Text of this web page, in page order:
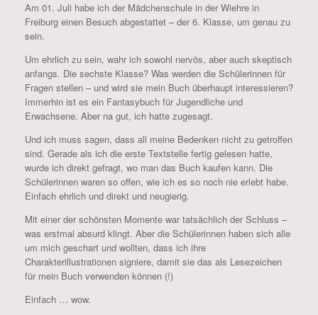
Am 01. Juli habe ich der Mädchenschule in der Wiehre in
Freiburg einen Besuch abgestattet – der 6. Klasse, um genau zu
sein.
Um ehrlich zu sein, wahr ich sowohl nervös, aber auch skeptisch
anfangs. Die sechste Klasse? Was werden die Schülerinnen für
Fragen stellen – und wird sie mein Buch überhaupt interessieren?
Immerhin ist es ein Fantasybuch für Jugendliche und
Erwachsene. Aber na gut, ich hatte zugesagt.
Und ich muss sagen, dass all meine Bedenken nicht zu getroffen
sind. Gerade als ich die erste Textstelle fertig gelesen hatte,
wurde ich direkt gefragt, wo man das Buch kaufen kann. Die
Schülerinnen waren so offen, wie ich es so noch nie erlebt habe.
Einfach ehrlich und direkt und neugierig.
Mit einer der schönsten Momente war tatsächlich der Schluss –
was erstmal absurd klingt. Aber die Schülerinnen haben sich alle
um mich geschart und wollten, dass ich ihre
Charakterillustrationen signiere, damit sie das als Lesezeichen
für mein Buch verwenden können (!)
Einfach … wow.